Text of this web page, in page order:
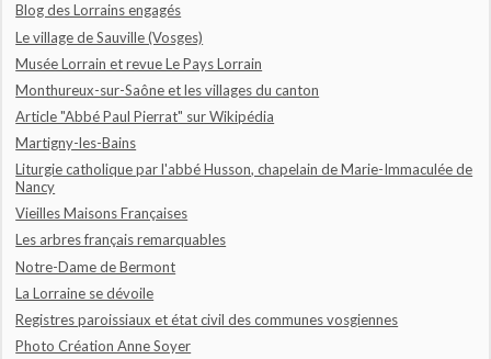
Blog des Lorrains engagés
Le village de Sauville (Vosges)
Musée Lorrain et revue Le Pays Lorrain
Monthureux-sur-Saône et les villages du canton
Article "Abbé Paul Pierrat" sur Wikipédia
Martigny-les-Bains
Liturgie catholique par l'abbé Husson, chapelain de Marie-Immaculée de
Nancy
Vieilles Maisons Françaises
Les arbres français remarquables
Notre-Dame de Bermont
La Lorraine se dévoile
Registres paroissiaux et état civil des communes vosgiennes
Photo Création Anne Soyer